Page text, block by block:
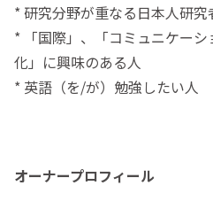
* 研究分野が重なる日本人研究
* 「国際」、「コミュニケー
化」に興味のある人
* 英語（を/が）勉強したい人
オーナープロフィール